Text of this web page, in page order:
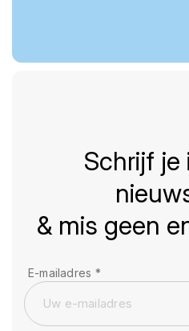
Schrijf je
& mis geen
E-mailadres *